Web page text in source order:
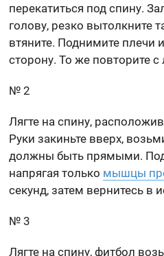
перекатиться под спину.
голову, резко вытолкните
втяните. Поднимите плечи
сторону. То же повторите с
№ 2
Лягте на спину,
Руки закиньте вверх,
должны быть прямыми.
напрягая только мышцы
секунд, затем вернитесь в
№ 3
Лягте на спину, фитбол